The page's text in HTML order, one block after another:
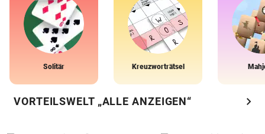
Solitär Kreuzworträtsel
VORTEILSWELT „ALLE ANZEIGEN“ chevron_right